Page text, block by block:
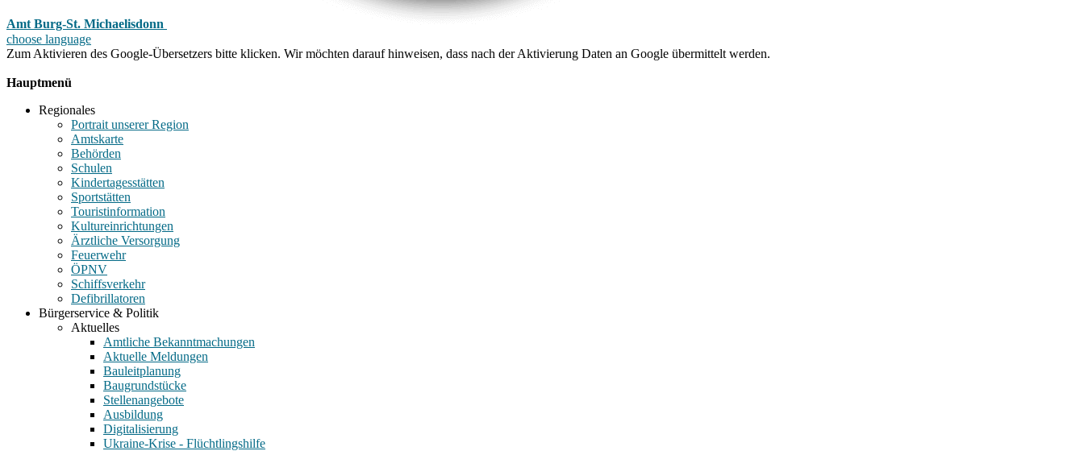
Amt Burg-St. Michaelisdonn
choose language
Zum Aktivieren des Google-Übersetzers bitte klicken. Wir möchten darauf hinweisen, dass nach der Aktivierung Daten an Google übermittelt werden.
Hauptmenü
Regionales
Portrait unserer Region
Amtskarte
Behörden
Schulen
Kindertagesstätten
Sportstätten
Touristinformation
Kultureinrichtungen
Ärztliche Versorgung
Feuerwehr
ÖPNV
Schiffsverkehr
Defibrillatoren
Bürgerservice & Politik
Aktuelles
Amtliche Bekanntmachungen
Aktuelle Meldungen
Bauleitplanung
Baugrundstücke
Stellenangebote
Ausbildung
Digitalisierung
Ukraine-Krise - Flüchtlingshilfe